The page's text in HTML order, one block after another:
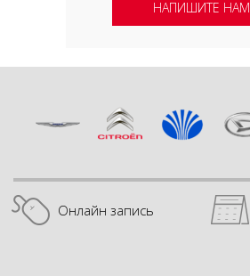
НАПИШИТЕ НАМ
Онлайн запись